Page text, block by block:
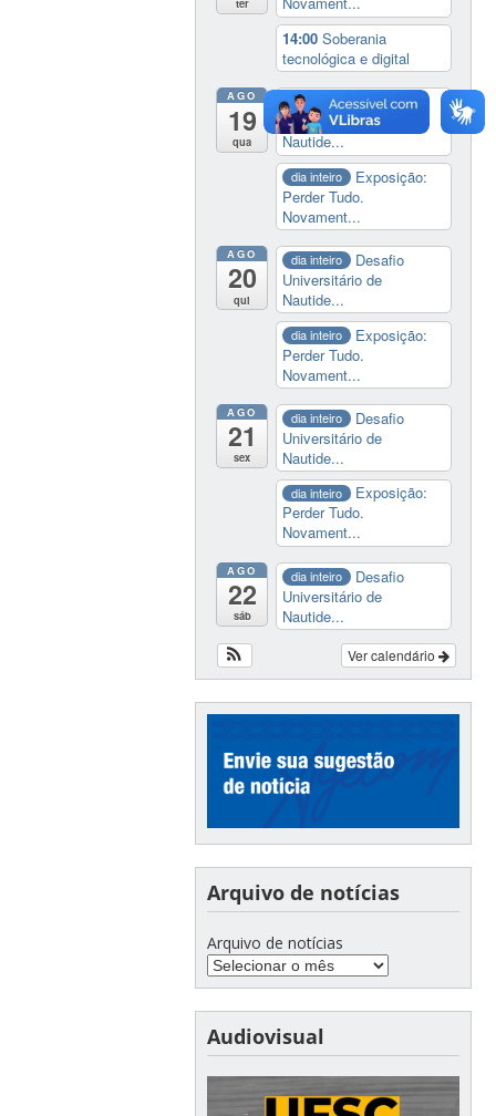
ter
14:00Soberania
tecnológica e digital
AGO
19
qua
dia inteiro
Desafio
Universitário de
Nautide...
dia inteiro
Exposição:
Perder Tudo.
Novament...
AGO
20
qui
dia inteiro
Desafio
Universitário de
Nautide...
dia inteiro
Exposição:
Perder Tudo.
Novament...
AGO
21
sex
dia inteiro
Desafio
Universitário de
Nautide...
dia inteiro
Exposição:
Perder Tudo.
Novament...
AGO
22
sáb
dia inteiro
Desafio
Universitário de
Nautide...
Ver calendário
Arquivo de notícias
Arquivo de notícias
Audiovisual